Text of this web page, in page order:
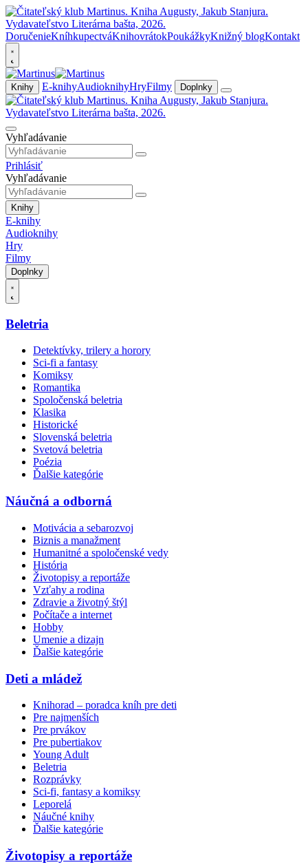
DoručenieKníhkupectváKnihovrátokPoukážkyKnižný blogKontakt
Knihy E-knihyAudioknihyHryFilmy Doplnky
Vyhľadávanie
Prihlásiť
Vyhľadávanie
Knihy
E-knihy
Audioknihy
Hry
Filmy
Doplnky
Beletria
Detektívky, trilery a horory
Sci-fi a fantasy
Komiksy
Romantika
Spoločenská beletria
Klasika
Historické
Slovenská beletria
Svetová beletria
Poézia
Ďalšie kategórie
Náučná a odborná
Motivácia a sebarozvoj
Biznis a manažment
Humanitné a spoločenské vedy
História
Životopisy a reportáže
Vzťahy a rodina
Zdravie a životný štýl
Počítače a internet
Hobby
Umenie a dizajn
Ďalšie kategórie
Deti a mládež
Knihorad – poradca kníh pre deti
Pre najmenších
Pre prvákov
Pre pubertiakov
Young Adult
Beletria
Rozprávky
Sci-fi, fantasy a komiksy
Leporelá
Náučné knihy
Ďalšie kategórie
Životopisy a reportáže